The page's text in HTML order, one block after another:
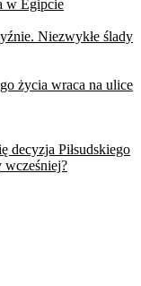
w Egipcie
Niezwykłe ślady
życia wraca na ulice
decyzja Piłsudskiego
wcześniej?